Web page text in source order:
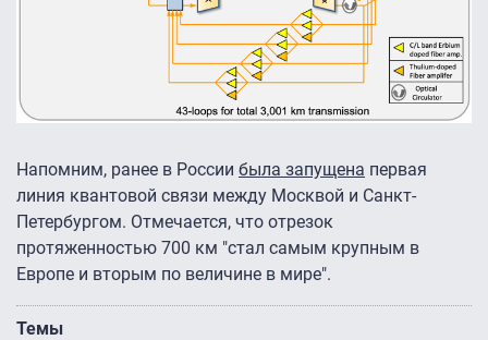
Напомним, ранее в России была запущена первая
линия квантовой связи между Москвой и Санкт-
Петербургом. Отмечается, что отрезок
протяженностью 700 км "стал самым крупным в
Европе и вторым по величине в мире".
Темы